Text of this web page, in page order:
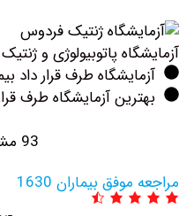
پاتوبیولوژی و ژنتیک فردوس
طرف قرار داد بیمه
آزمایشگاه طرف قرار داد
بیماران 1630